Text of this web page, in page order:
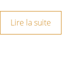
Lire la suite